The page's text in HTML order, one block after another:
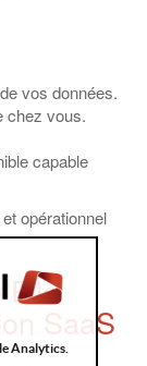
vos données.
chez vous.
capable
opérationnel
File
SaaS
Analytics.